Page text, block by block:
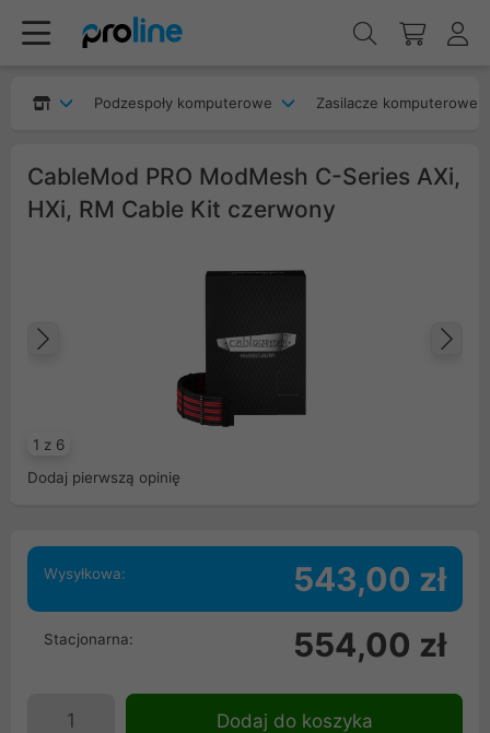
Podzespoły komputerowe Zasilacze komputerowe
CableMod PRO ModMesh C-Series AXi,
HXi, RM Cable Kit czerwony
1 z 6
Dodaj pierwszą opinię
Wysyłkowa: 543,00 zł
Stacjonarna: 554,00 zł
Dodaj do koszyka